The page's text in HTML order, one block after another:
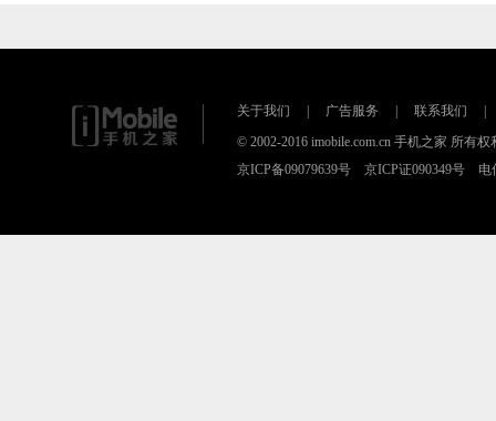
关于我们 | 广告服务 | 联系我们
|
© 2002-2016 imobile.com.cn 手机之家 所有
京ICP备09079639号 京ICP证090349号 电